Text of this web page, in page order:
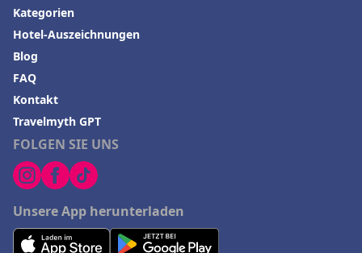
FOLGEN SIE UNS
Unsere App herunterladen
Kategorien
Hotel-Auszeichnungen
Blog
FAQ
Kontakt
Travelmyth GPT